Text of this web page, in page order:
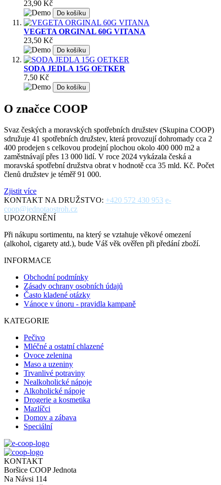
23,90 Kč
Do košíku
VEGETA ORGINAL 60G VITANA
23,50 Kč
Do košíku
SODA JEDLA 15G OETKER
7,50 Kč
Do košíku
O značce COOP
Svaz českých a moravských spotřebních družstev (Skupina COOP)
sdružuje 41 spotřebních družstev, která provozují dohromady cca 2
400 prodejen s celkovou prodejní plochou okolo 400 000 m2 a
zaměstnávají přes 13 000 lidí. V roce 2024 vykázala česká a
moravská spotřební družstva obrat v hodnotě cca 35 mld. Kč. Počet
členů družstev je téměř 91 000.
Zjistit více
KONTAKT NA DRUŽSTVO: +420 572 430 953 e-
coop@jednotaostroh.cz
UPOZORNĚNÍ
Při nákupu sortimentu, na který se vztahuje věkové omezení
(alkohol, cigarety atd.), bude Váš věk ověřen při předání zboží.
INFORMACE
Obchodní podmínky
Zásady ochrany osobních údajů
Často kladené otázky
Vánoce v únoru - pravidla kampaně
KATEGORIE
Pečivo
Mléčné a ostatní chlazené
Ovoce zelenina
Maso a uzeniny
Trvanlivé potraviny
Nealkoholické nápoje
Alkoholické nápoje
Drogerie a kosmetika
Mazlíčci
Domov a zábava
Speciální
KONTAKT
Boršice COOP Jednota
Na Návsi 114